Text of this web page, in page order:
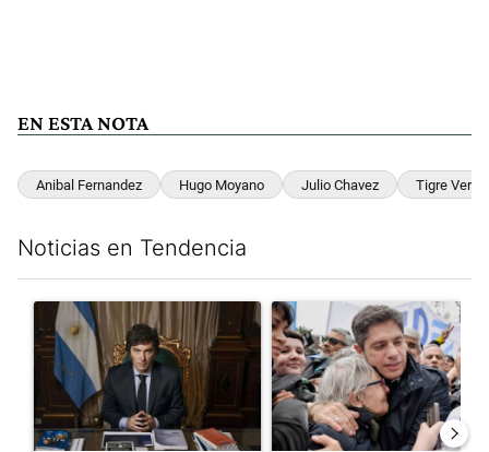
EN ESTA NOTA
Anibal Fernandez Hugo Moyano Julio Chavez Tigre Veron
Noticias en Tendencia
Un artículo de tendencia con el título "Milei, listo para 'atajar'
Un artículo de tendencia con